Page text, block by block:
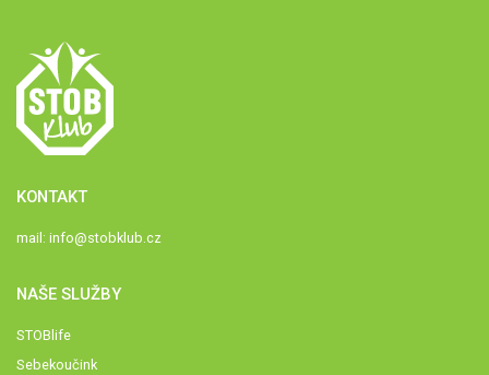
KONTAKT
mail: info@stobklub.cz
NAŠE SLUŽBY
STOBlife
Sebekoučink